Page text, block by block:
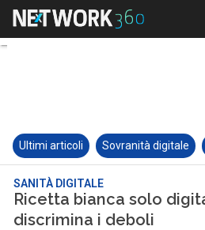
Ultimi articoli Sovranità digitale
SANITÀ DIGITALE
Ricetta bianca solo
discrimina i deboli